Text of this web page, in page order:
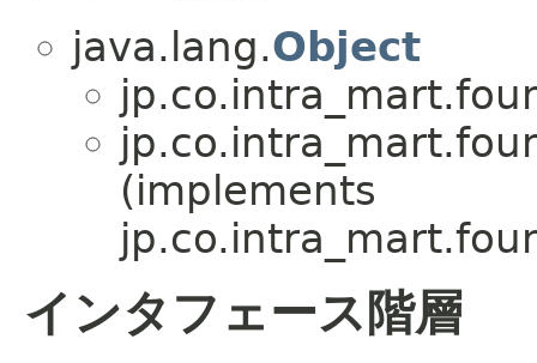
java.lang.Object
(implements
インタフェース階層